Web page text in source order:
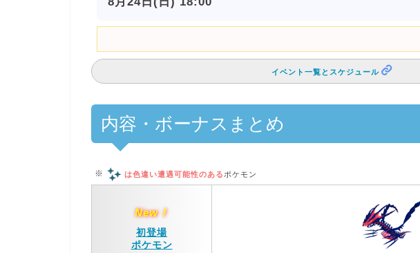
イベント一覧とスケジュール
内容・ボーナスまとめ
※ は色違い遭遇可能性のある ポケモン
New！
初登場
ポケモン